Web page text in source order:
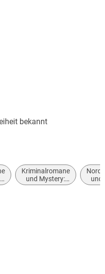
bekannt
Kriminalromane
und Mystery:
weibliche
und